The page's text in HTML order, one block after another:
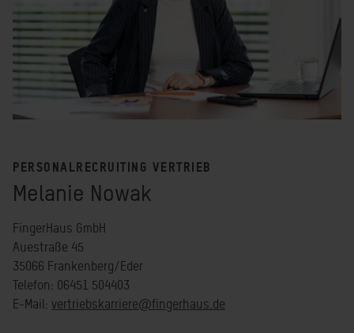
PERSONALRECRUITING VERTRIEB
Melanie Nowak
FingerHaus GmbH
Auestraße 45
35066 Frankenberg/Eder
Telefon: 06451 504403
E-Mail: vertriebskarriere@fingerhaus.de